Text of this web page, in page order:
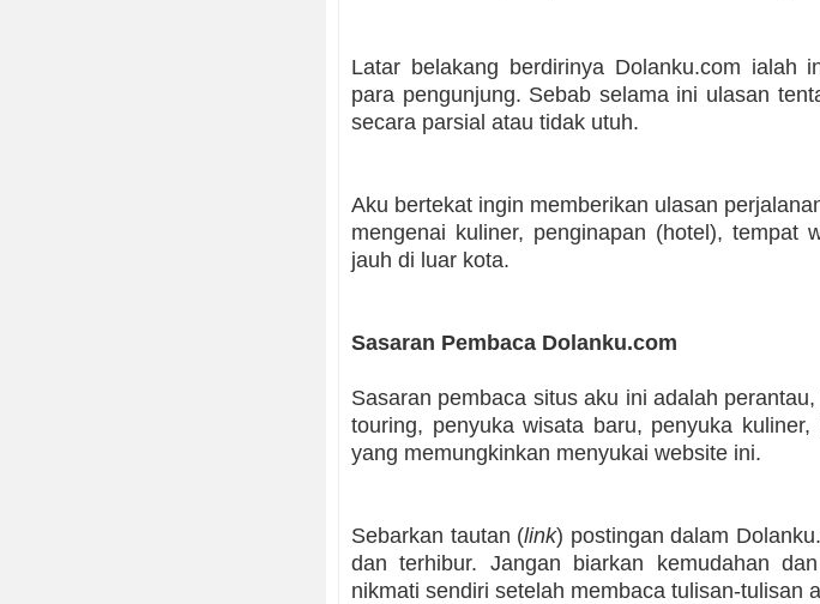
Latar belakang berdirinya Dolanku.com ialah
para pengunjung. Sebab selama ini ulasan
secara parsial atau tidak utuh.
Aku bertekat ingin memberikan ulasan
mengenai kuliner, penginapan (hotel), tempat
jauh di luar kota.
Sasaran Pembaca Dolanku.com
Sasaran pembaca situs aku ini adalah
touring, penyuka wisata baru, penyuka
yang memungkinkan menyukai website ini.
Sebarkan tautan (link) postingan dalam
dan terhibur. Jangan biarkan kemudahan
nikmati sendiri setelah membaca tulisan-tulisan